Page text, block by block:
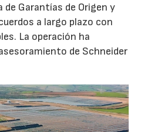
de Garantías de Origen y
a largo plazo con
La operación ha
de Schneider